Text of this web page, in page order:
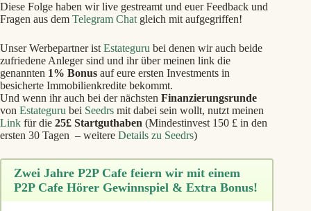
Diese Folge haben wir live gestreamt und euer Feedback und
Fragen aus dem Telegram Chat gleich mit aufgegriffen!
Unser Werbepartner ist Estateguru bei denen wir auch beide
zufriedene Anleger sind und ihr über meinen link die
genannten 1% Bonus auf eure ersten Investments in
besicherte Immobilienkredite bekommt.
Und wenn ihr auch bei der nächsten Finanzierungsrunde
von Estateguru bei Seedrs mit dabei sein wollt, nutzt meinen
Link für die 25£ Startguthaben (Mindestinvest 150 £ in den
ersten 30 Tagen – weitere Details zu Seedrs)
Zwei Jahre P2P Cafe feiern wir mit einem
P2P Cafe Hörer Gewinnspiel & Extra Bonus!